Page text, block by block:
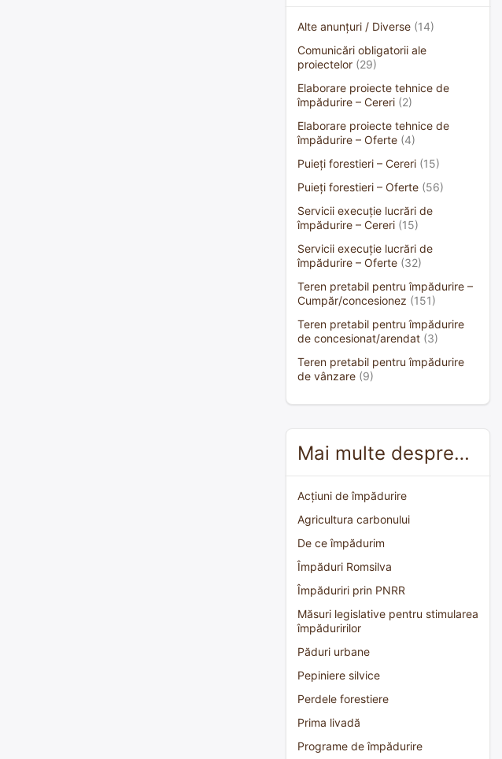
Alte anunțuri / Diverse (14)
Comunicări obligatorii ale
proiectelor (29)
Elaborare proiecte tehnice de
împădurire – Cereri (2)
Elaborare proiecte tehnice de
împădurire – Oferte (4)
Puieți forestieri – Cereri (15)
Puieți forestieri – Oferte (56)
Servicii execuție lucrări de
împădurire – Cereri (15)
Servicii execuție lucrări de
împădurire – Oferte (32)
Teren pretabil pentru împădurire –
Cumpăr/concesionez (151)
Teren pretabil pentru împădurire
de concesionat/arendat (3)
Teren pretabil pentru împădurire
de vânzare (9)
Mai multe despre…
Acțiuni de împădurire
Agricultura carbonului
De ce împădurim
Împăduri Romsilva
Împăduriri prin PNRR
Măsuri legislative pentru stimularea
împăduririlor
Păduri urbane
Pepiniere silvice
Perdele forestiere
Prima livadă
Programe de împădurire